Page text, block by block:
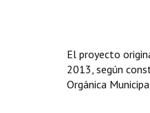
El proyecto
2013, según
Orgánica